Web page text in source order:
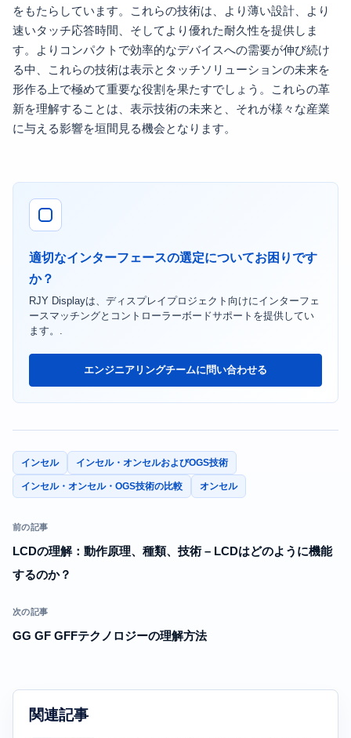
をもたらしています。これらの技術は、より薄い設計、より
速いタッチ応答時間、そしてより優れた耐久性を提供しま
す。よりコンパクトで効率的なデバイスへの需要が伸び続け
る中、これらの技術は表示とタッチソリューションの未来を
形作る上で極めて重要な役割を果たすでしょう。これらの革
新を理解することは、表示技術の未来と、それが様々な産業
に与える影響を垣間見る機会となります。
適切なインターフェースの選定についてお困りです
か？
RJY Displayは、ディスプレイプロジェクト向けにインターフェ
ースマッチングとコントローラーボードサポートを提供してい
ます。.
エンジニアリングチームに問い合わせる
インセル インセル・オンセルおよびOGS技術
インセル・オンセル・OGS技術の比較 オンセル
前の記事
LCDの理解：動作原理、種類、技術 – LCDはどのように機能
するのか？
次の記事
GG GF GFFテクノロジーの理解方法
関連記事